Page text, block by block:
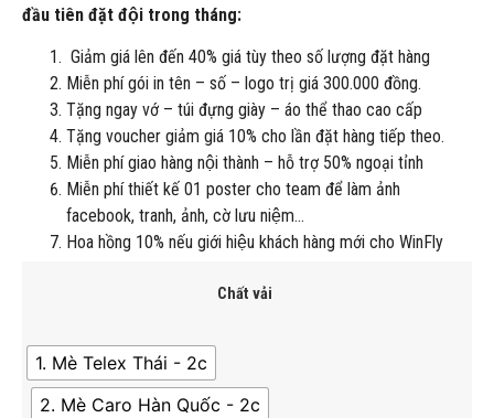
đầu tiên đặt đội trong tháng:
Giảm giá lên đến 40% giá tùy theo số lượng đặt hàng
Miễn phí gói in tên – số – logo trị giá 300.000 đồng.
Tặng ngay vớ – túi đựng giày – áo thể thao cao cấp
Tặng voucher giảm giá 10% cho lần đặt hàng tiếp theo.
Miễn phí giao hàng nội thành – hỗ trợ 50% ngoại tỉnh
Miễn phí thiết kế 01 poster cho team để làm ảnh
facebook, tranh, ảnh, cờ lưu niệm…
Hoa hồng 10% nếu giới hiệu khách hàng mới cho WinFly
Chất vải
1. Mè Telex Thái - 2c
2. Mè Caro Hàn Quốc - 2c